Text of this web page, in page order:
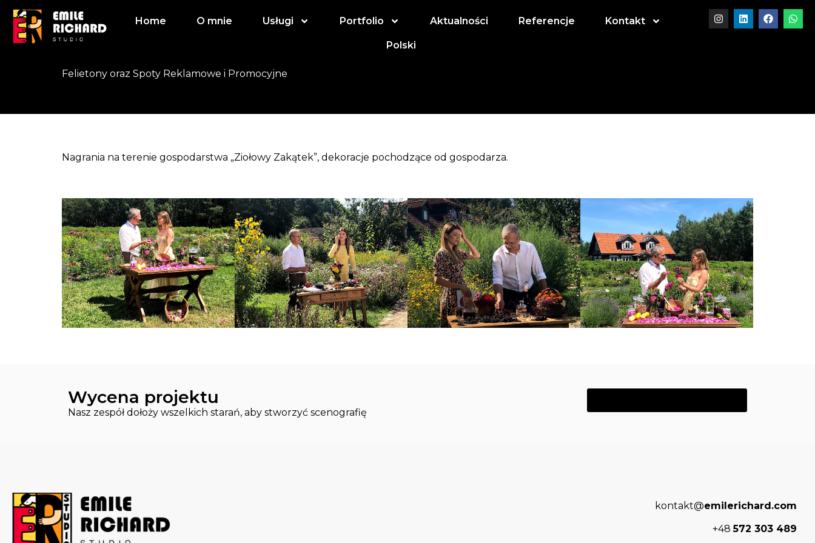
Home O mnie Usługi Portfolio Aktualności Referencje Kontakt
Polski
Felietony oraz Spoty Reklamowe i Promocyjne
Nagrania na terenie gospodarstwa „Ziołowy Zakątek”, dekoracje pochodzące od gospodarza.
Wycena projektu
Nasz zespół dołoży wszelkich starań, aby stworzyć scenografię
kontakt@emilerichard.com
+48572 303 489